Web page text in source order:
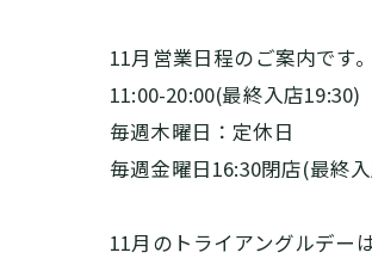
11月営業日程のご案内です。
11:00-20:00(最終入店19:30)
毎週木曜日：定休日
毎週金曜日16:30閉店(最終
11月のトライアングルデー